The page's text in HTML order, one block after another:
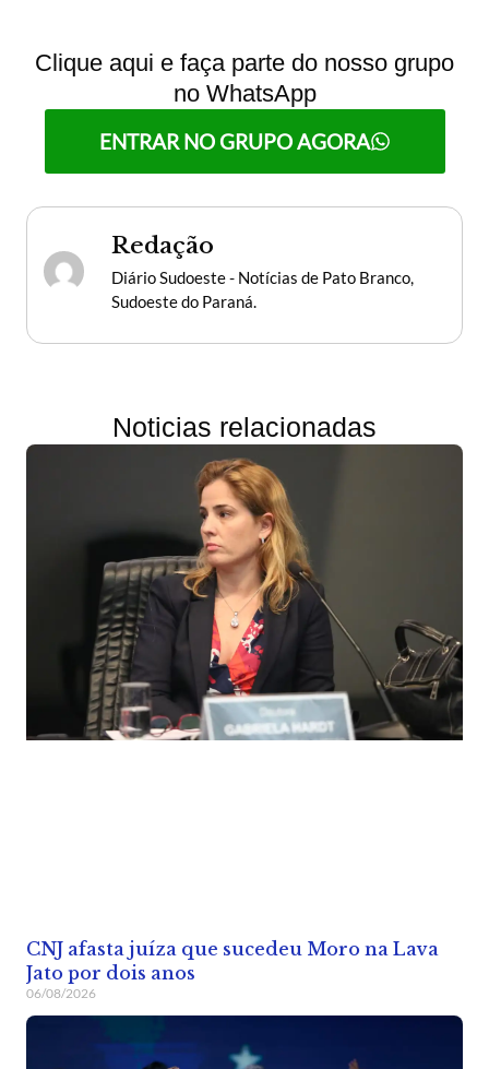
Clique aqui e faça parte do nosso grupo
no WhatsApp
ENTRAR NO GRUPO AGORA
Redação
Diário Sudoeste - Notícias de Pato Branco,
Sudoeste do Paraná.
Noticias relacionadas
CNJ afasta juíza que sucedeu Moro na Lava
Jato por dois anos
06/08/2026